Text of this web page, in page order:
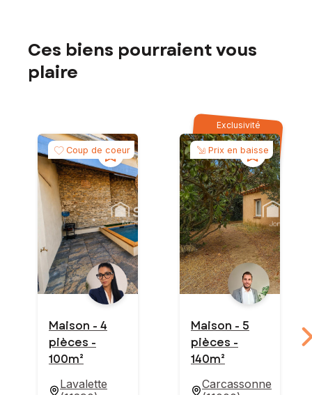
Ces biens pourraient vous
plaire
Coup de coeur
Maison - 4
pièces -
100m²
Lavalette
Exclusivité
Prix en baisse
Maison - 5
pièces -
140m²
Carcassonne